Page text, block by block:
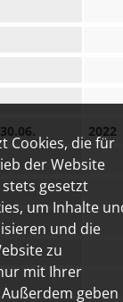
Cookies, die für
der Website
gesetzt
um Inhalte
und die
zu
mit Ihrer
geben
30.06. 2022